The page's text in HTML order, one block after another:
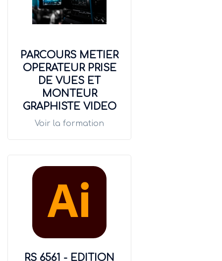
PARCOURS METIER
OPERATEUR PRISE
DE VUES ET
MONTEUR
GRAPHISTE VIDEO
Voir la formation
RS 6561 - EDITION